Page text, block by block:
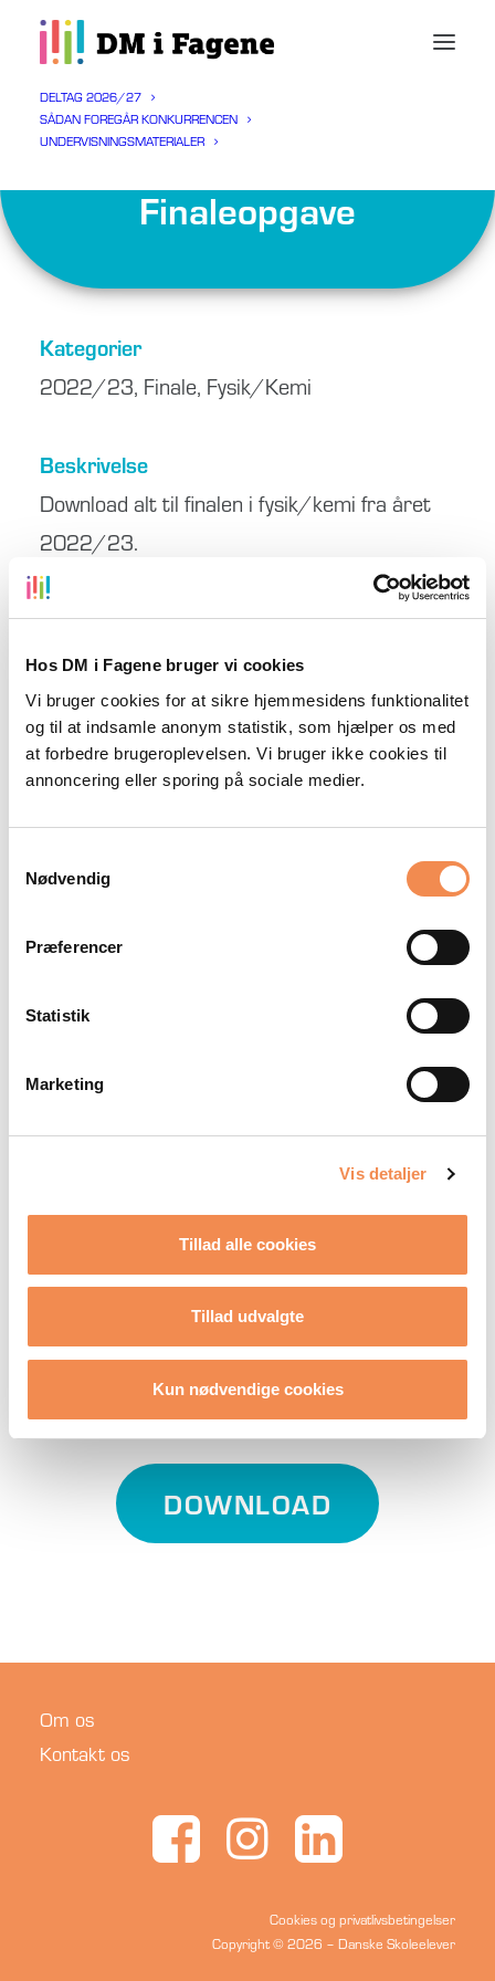
Hos DM i Fagene bruger vi cookies
Vi bruger cookies for at sikre hjemmesidens funktionalitet
og til at indsamle anonym statistik, som hjælper os med
at forbedre brugeroplevelsen. Vi bruger ikke cookies til
annoncering eller sporing på sociale medier.
Nødvendig
Præferencer
Statistik
Marketing
Vis detaljer
Tillad alle cookies
Tillad udvalgte
Kun nødvendige cookies
DELTAG 2026/27
SÅDAN FOREGÅR KONKURRENCEN
UNDERVISNINGSMATERIALER
Fysik/Kemi 2022/23
Finaleopgave
Kategorier
2022/23, Finale, Fysik/Kemi
Beskrivelse
Download alt til finalen i fysik/kemi fra året
2022/23.
Fokusområder
Du kan formidle viden med et naturfagligt
indhold.
Du kan beskrive naturfaglige
problemstillinger i den nære omverden.
Bedømmelseskriterier, caseopgave, forsøg 1
DOWNLOAD
Om os
Kontakt os
Cookies og privatlivsbetingelser
Copyright © 2026 – Danske Skoleelever